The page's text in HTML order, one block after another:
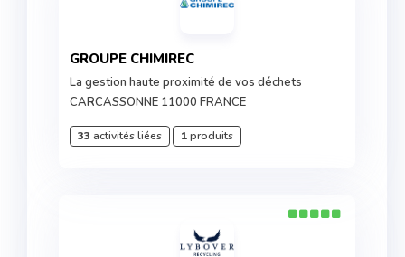
GROUPE CHIMIREC
La gestion haute proximité de vos déchets
CARCASSONNE 11000 FRANCE
33 activités liées 1produits